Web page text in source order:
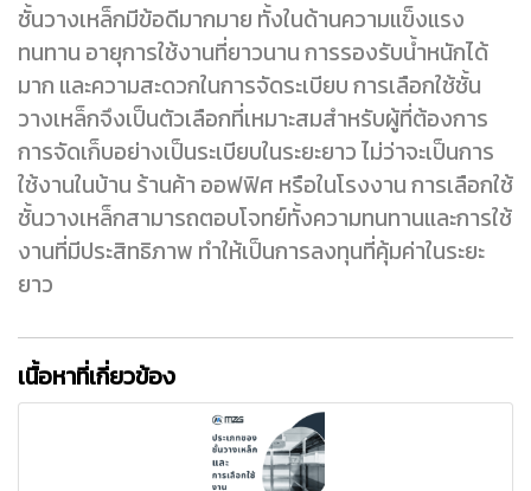
ชั้นวางเหล็กมีข้อดีมากมาย ทั้งในด้านความแข็งแรง
ทนทาน อายุการใช้งานที่ยาวนาน การรองรับน้ำหนักได้
มาก และความสะดวกในการจัดระเบียบ การเลือกใช้ชั้น
วางเหล็กจึงเป็นตัวเลือกที่เหมาะสมสำหรับผู้ที่ต้องการ
การจัดเก็บอย่างเป็นระเบียบในระยะยาว ไม่ว่าจะเป็นการ
ใช้งานในบ้าน ร้านค้า ออฟฟิศ หรือในโรงงาน การเลือกใช้
ชั้นวางเหล็กสามารถตอบโจทย์ทั้งความทนทานและการใช้
งานที่มีประสิทธิภาพ ทำให้เป็นการลงทุนที่คุ้มค่าในระยะ
ยาว
เนื้อหาที่เกี่ยวข้อง